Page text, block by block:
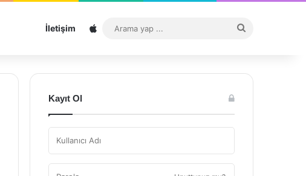
İletişim Sitemap
...
Kayıt Ol